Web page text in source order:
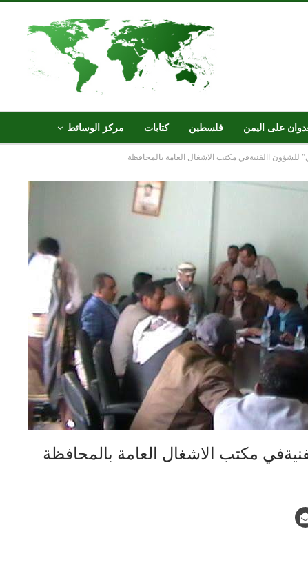
على اليمن فلسطين كتابات مركز الوسائط
للشؤون االفنيةفي مكتب الاشغال العامة بالمحافظة
مكتب الاشغال العامة بالمحافظة